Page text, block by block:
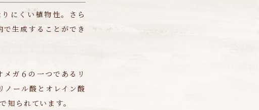
にくい植物性。さら
生成することができ
ガ６の一つであるリ
ノール酸とオレイン酸
知られています。